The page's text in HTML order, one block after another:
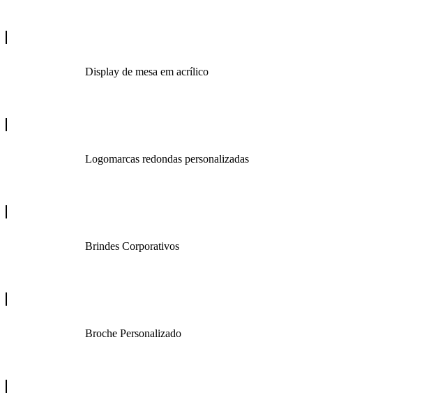
Display de mesa em acrílico
Logomarcas redondas personalizadas
Brindes Corporativos
Broche Personalizado